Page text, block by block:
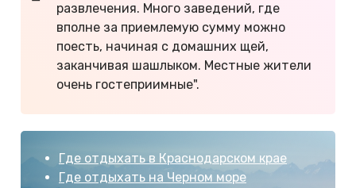
развлечения. Много заведений, где
вполне за приемлемую сумму можно
поесть, начиная с домашних щей,
заканчивая шашлыком. Местные жители
очень гостеприимные".
Где отдыхать в Краснодарском крае
Где отдыхать на Черном море